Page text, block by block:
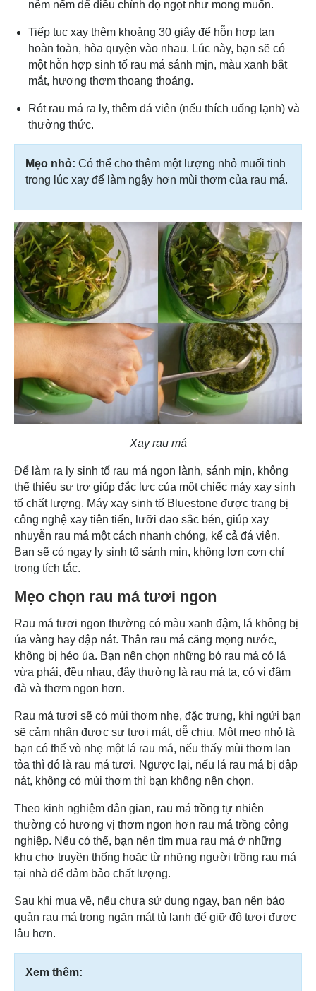
nêm nếm để điều chỉnh đọ ngọt như mong muốn.
Tiếp tục xay thêm khoảng 30 giây để hỗn hợp tan
hoàn toàn, hòa quyện vào nhau. Lúc này, bạn sẽ có
một hỗn hợp sinh tố rau má sánh mịn, màu xanh bắt
mắt, hương thơm thoang thoảng.
Rót rau má ra ly, thêm đá viên (nếu thích uống lạnh) và
thưởng thức.
Mẹo nhỏ: Có thể cho thêm một lượng nhỏ muối tinh
trong lúc xay để làm ngậy hơn mùi thơm của rau má.
Xay rau má
Để làm ra ly sinh tố rau má ngon lành, sánh mịn, không
thể thiếu sự trợ giúp đắc lực của một chiếc máy xay sinh
tố chất lượng. Máy xay sinh tố Bluestone được trang bị
công nghệ xay tiên tiến, lưỡi dao sắc bén, giúp xay
nhuyễn rau má một cách nhanh chóng, kể cả đá viên.
Bạn sẽ có ngay ly sinh tố sánh mịn, không lợn cợn chỉ
trong tích tắc.
Mẹo chọn rau má tươi ngon
Rau má tươi ngon thường có màu xanh đậm, lá không bị
úa vàng hay dập nát. Thân rau má căng mọng nước,
không bị héo úa. Bạn nên chọn những bó rau má có lá
vừa phải, đều nhau, đây thường là rau má ta, có vị đậm
đà và thơm ngon hơn.
Rau má tươi sẽ có mùi thơm nhẹ, đặc trưng, khi ngửi bạn
sẽ cảm nhận được sự tươi mát, dễ chịu. Một mẹo nhỏ là
bạn có thể vò nhẹ một lá rau má, nếu thấy mùi thơm lan
tỏa thì đó là rau má tươi. Ngược lại, nếu lá rau má bị dập
nát, không có mùi thơm thì bạn không nên chọn.
Theo kinh nghiệm dân gian, rau má trồng tự nhiên
thường có hương vị thơm ngon hơn rau má trồng công
nghiệp. Nếu có thể, bạn nên tìm mua rau má ở những
khu chợ truyền thống hoặc từ những người trồng rau má
tại nhà để đảm bảo chất lượng.
Sau khi mua về, nếu chưa sử dụng ngay, bạn nên bảo
quản rau má trong ngăn mát tủ lạnh để giữ độ tươi được
lâu hơn.
Xem thêm: